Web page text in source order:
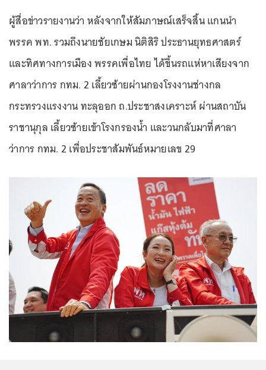
ผู้สื่อข่าวรายงานว่า หลังจากให้สัมภาษณ์เสร็จสิ้น แกนนำ
พรรค พท. รวมถึงนายชัยเกษม นิติสิริ ประธานยุทธศาสตร์
และทิศทางการเมือง พรรคเพื่อไทย ได้ขึ้นรถแห่หาเสียงจาก
ศาลาว่าการ กทม. 2 เลี้ยวซ้ายผ่านกองโรงงานช่างกล
กระทรวงแรงงาน ทะลุออก ถ.ประชาสงเคราะห์ ผ่านสถาบัน
ราชานุกุล เลี้ยวซ้ายเข้าโรงกรองน้ำ และวนกลับมาที่ศาลา
ว่าการ กทม. 2 เพื่อประชาสัมพันธ์หมายเลข 29